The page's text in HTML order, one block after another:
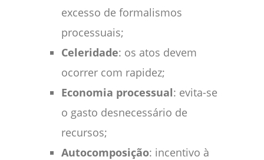
excesso de formalismos
processuais;
Celeridade: os atos devem
ocorrer com rapidez;
Economia processual: evita-se
o gasto desnecessário de
recursos;
Autocomposição: incentivo à